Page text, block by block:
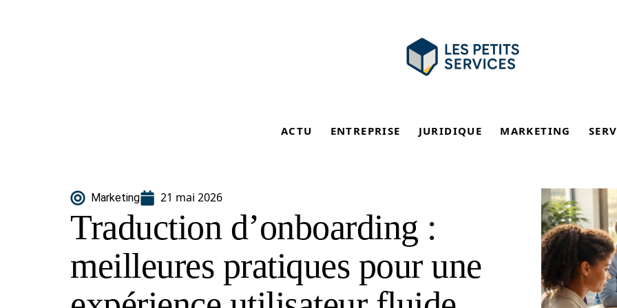
ACTU ENTREPRISE JURIDIQUE MARKETING
Marketing 21 mai 2026
Traduction d’onboarding :
meilleures pratiques pour une